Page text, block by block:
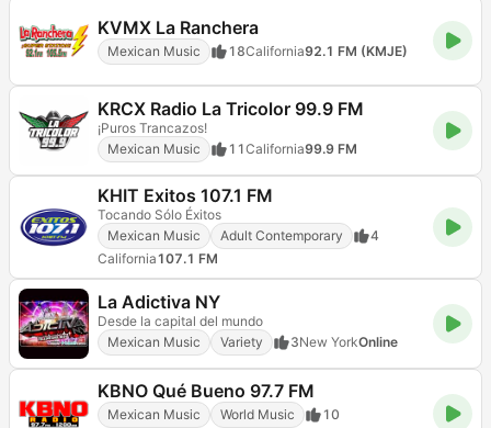
KVMX La Ranchera
Mexican Music 18California92.1 FM (KMJE)
KRCX Radio La Tricolor 99.9 FM
¡Puros Trancazos!
Mexican Music
11California99.9 FM
KHIT Exitos 107.1 FM
Tocando Sólo Éxitos
Mexican Music
Adult Contemporary
4
California107.1 FM
La Adictiva NY
Desde la capital del mundo
Mexican Music
Variety 3New YorkOnline
KBNO Qué Bueno 97.7 FM
Mexican Music World Music 10